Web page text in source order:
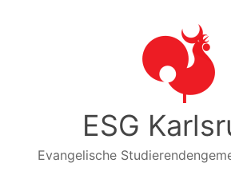
ESG
Evangelische